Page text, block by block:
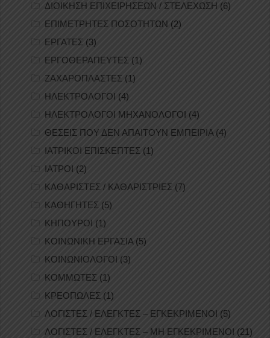
ΔΙΟΙΚΗΣΗ ΕΠΙΧΕΙΡΗΣΕΩΝ / ΣΤΕΛΕΧΩΣΗ (6)
ΕΠΙΜΕΤΡΗΤΕΣ ΠΟΣΟΤΗΤΩΝ (2)
ΕΡΓΑΤΕΣ (3)
ΕΡΓΟΘΕΡΑΠΕΥΤΕΣ (1)
ΖΑΧΑΡΟΠΛΑΣΤΕΣ (1)
ΗΛΕΚΤΡΟΛΟΓΟΙ (4)
ΗΛΕΚΤΡΟΛΟΓΟΙ ΜΗΧΑΝΟΛΟΓΟΙ (4)
ΘΕΣΕΙΣ ΠΟΥ ΔΕΝ ΑΠΑΙΤΟΥΝ ΕΜΠΕΙΡΙΑ (4)
ΙΑΤΡΙΚΟΙ ΕΠΙΣΚΕΠΤΕΣ (1)
ΙΑΤΡΟΙ (2)
ΚΑΘΑΡΙΣΤΕΣ / ΚΑΘΑΡΙΣΤΡΙΕΣ (7)
ΚΑΘΗΓΗΤΕΣ (5)
ΚΗΠΟΥΡΟΙ (1)
ΚΟΙΝΩΝΙΚΗ ΕΡΓΑΣΙΑ(5)
ΚΟΙΝΩΝΙΟΛΟΓΟΙ (3)
ΚΟΜΜΩΤΕΣ (1)
ΚΡΕΟΠΩΛΕΣ (1)
ΛΟΓΙΣΤΕΣ / ΕΛΕΓΚΤΕΣ – ΕΓΚΕΚΡΙΜΕΝΟΙ (5)
ΛΟΓΙΣΤΕΣ / ΕΛΕΓΚΤΕΣ – ΜΗ ΕΓΚΕΚΡΙΜΕΝΟΙ (21)